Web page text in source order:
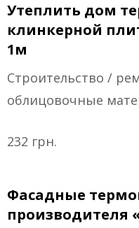
Утеплить дом
клинкерной
1м
Строительство /
облицовочные
232 грн.
Фасадные
производителя